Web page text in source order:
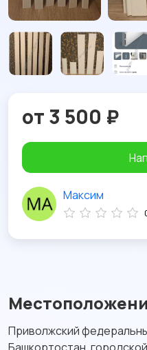
Приволжский
от 3 500 ₽
Максим